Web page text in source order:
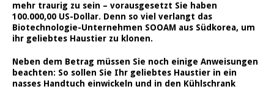
mehr traurig zu sein – vorausgesetzt Sie haben
100.000,00 US-Dollar. Denn so viel verlangt das
Biotechnologie-Unternehmen SOOAM aus Südkorea, um
ihr geliebtes Haustier zu klonen.
Neben dem Betrag müssen Sie noch einige Anweisungen
beachten: So sollen Sie Ihr geliebtes Haustier in ein
nasses Handtuch einwickeln und in den Kühlschrank